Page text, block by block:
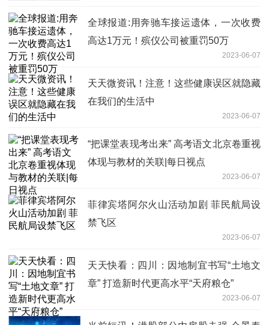
全球报道:用奔驰车接运遗体，一次收费
高达1万元！殡仪公司被重罚50万
2023-06-07
天天微资讯！注意！这些健康误区就隐藏
在我们的生活中
2023-06-07
“把课堂表现考出来” 高考语文北京卷重视
体现与教材的关联|每日视点
2023-06-07
菲律宾塔阿尔火山活动加剧 菲民航局设
禁飞区
2023-06-07
天天快看：四川：因地制宜书写“土地文
章” 打造新时代更高水平“天府粮仓”
2023-06-07